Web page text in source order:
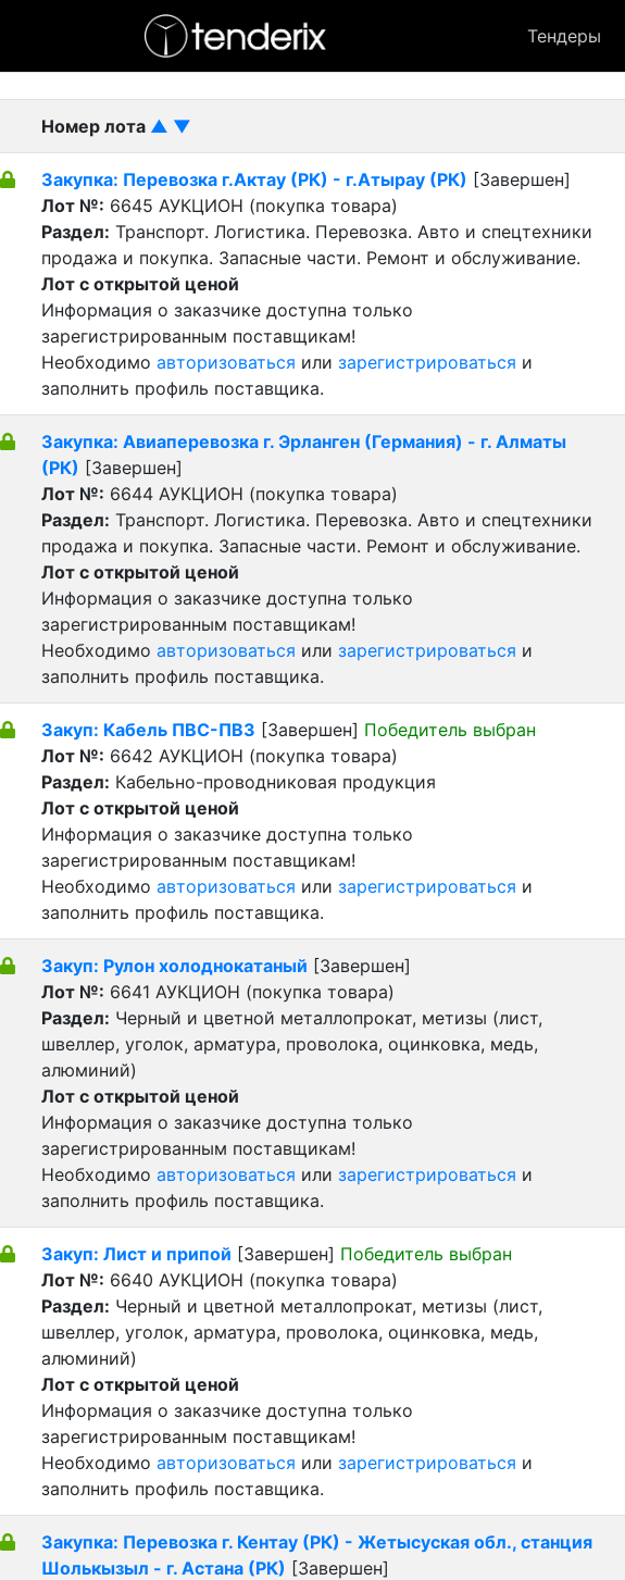
Тендеры
- Завершенный лот
Номер лота ▲ ▼
Закупка: Перевозка г.Актау (РК) - г.Атырау (РК) [Завершен]
Лот №: 6645 АУКЦИОН (покупка товара)
Раздел: Транспорт. Логистика. Перевозка. Авто и спецтехники
продажа и покупка. Запасные части. Ремонт и обслуживание.
Лот с открытой ценой
Информация о заказчике доступна только
зарегистрированным поставщикам!
Необходимо авторизоваться или зарегистрироваться и
заполнить профиль поставщика.
Закупка: Авиаперевозка г. Эрланген (Германия) - г. Алматы
(РК) [Завершен]
Лот №: 6644 АУКЦИОН (покупка товара)
Раздел: Транспорт. Логистика. Перевозка. Авто и спецтехники
продажа и покупка. Запасные части. Ремонт и обслуживание.
Лот с открытой ценой
Информация о заказчике доступна только
зарегистрированным поставщикам!
Необходимо авторизоваться или зарегистрироваться и
заполнить профиль поставщика.
Закуп: Кабель ПВС-ПВ3 [Завершен] Победитель выбран
Лот №: 6642 АУКЦИОН (покупка товара)
Раздел: Кабельно-проводниковая продукция
Лот с открытой ценой
Информация о заказчике доступна только
зарегистрированным поставщикам!
Необходимо авторизоваться или зарегистрироваться и
заполнить профиль поставщика.
Закуп: Рулон холоднокатаный [Завершен]
Лот №: 6641 АУКЦИОН (покупка товара)
Раздел: Черный и цветной металлопрокат, метизы (лист,
швеллер, уголок, арматура, проволока, оцинковка, медь,
алюминий)
Лот с открытой ценой
Информация о заказчике доступна только
зарегистрированным поставщикам!
Необходимо авторизоваться или зарегистрироваться и
заполнить профиль поставщика.
Закуп: Лист и припой [Завершен] Победитель выбран
Лот №: 6640 АУКЦИОН (покупка товара)
Раздел: Черный и цветной металлопрокат, метизы (лист,
швеллер, уголок, арматура, проволока, оцинковка, медь,
алюминий)
Лот с открытой ценой
Информация о заказчике доступна только
зарегистрированным поставщикам!
Необходимо авторизоваться или зарегистрироваться и
заполнить профиль поставщика.
Закупка: Перевозка г. Кентау (РК) - Жетысуская обл., станция
Шолькызыл - г. Астана (РК) [Завершен]